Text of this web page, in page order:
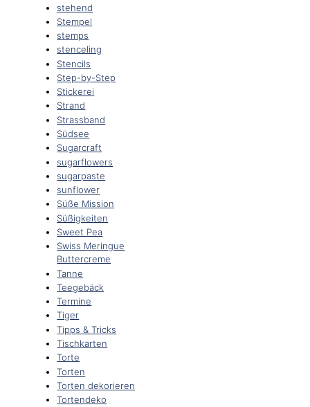
stehend
Stempel
stemps
stenceling
Stencils
Step-by-Step
Stickerei
Strand
Strassband
Südsee
Sugarcraft
sugarflowers
sugarpaste
sunflower
Süße Mission
Süßigkeiten
Sweet Pea
Swiss Meringue
Buttercreme
Tanne
Teegebäck
Termine
Tiger
Tipps & Tricks
Tischkarten
Torte
Torten
Torten dekorieren
Tortendeko